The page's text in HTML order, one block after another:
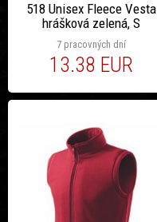
518 Unisex Fleece Vesta
hrášková zelená, S
7 pracovných dní
13.38 EUR